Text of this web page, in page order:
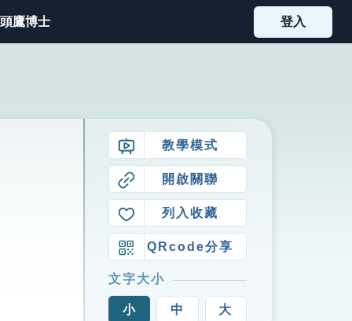
鷹博士 登入
教學模式
開啟關聯
列入收藏
QRcode分享
文字大小
小 中 大